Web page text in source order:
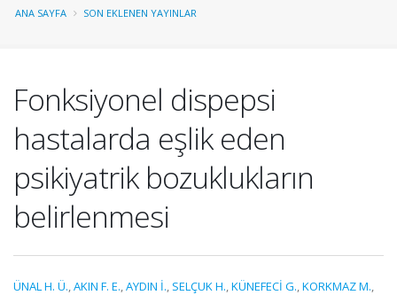
ANA SAYFA SON EKLENEN YAYINLAR
Fonksiyonel dispepsi
hastalarda eşlik eden
psikiyatrik bozuklukların
belirlenmesi
ÜNAL H. Ü.,AKIN F. E.,AYDIN İ., SELÇUK H.,KÜNEFECİ G.,KORKMAZ M.,